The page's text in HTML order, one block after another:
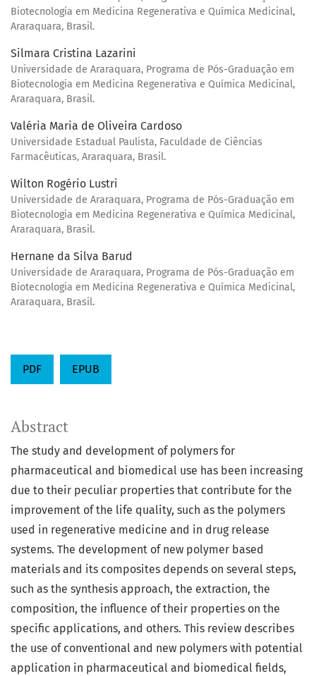
Biotecnologia em Medicina Regenerativa e Química Medicinal,
Araraquara, Brasil.
Silmara Cristina Lazarini
Universidade de Araraquara, Programa de Pós-Graduação em
Biotecnologia em Medicina Regenerativa e Química Medicinal,
Araraquara, Brasil.
Valéria Maria de Oliveira Cardoso
Universidade Estadual Paulista, Faculdade de Ciências
Farmacêuticas, Araraquara, Brasil.
Wilton Rogério Lustri
Universidade de Araraquara, Programa de Pós-Graduação em
Biotecnologia em Medicina Regenerativa e Química Medicinal,
Araraquara, Brasil.
Hernane da Silva Barud
Universidade de Araraquara, Programa de Pós-Graduação em
Biotecnologia em Medicina Regenerativa e Química Medicinal,
Araraquara, Brasil.
PDF EPUB
Abstract
The study and development of polymers for
pharmaceutical and biomedical use has been increasing
due to their peculiar properties that contribute for the
improvement of the life quality, such as the polymers
used in regenerative medicine and in drug release
systems. The development of new polymer based
materials and its composites depends on several steps,
such as the synthesis approach, the extraction, the
composition, the influence of their properties on the
specific applications, and others. This review describes
the use of conventional and new polymers with potential
application in pharmaceutical and biomedical fields,